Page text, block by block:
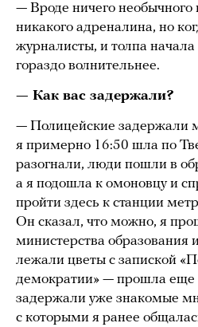
— Вроде ничего необычного
никакого адреналина, но
журналисты, и толпа начала
гораздо волнительнее.
— Как вас задержали?
— Полицейские задержали
я примерно 16:50 шла по
разогнали, люди пошли в
а я подошла к омоновцу и
пройти здесь к станции
Он сказал, что можно, я
министерства образования
лежали цветы с запиской
демократии» — прошла еще
задержали уже знакомые
с которыми я ранее